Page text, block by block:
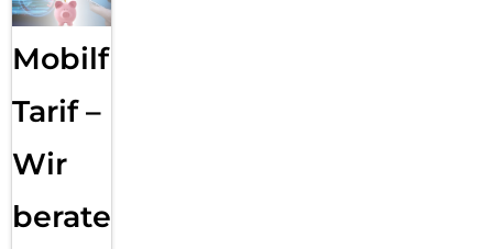
Mobilfunk
Tarif –
Wir
beraten